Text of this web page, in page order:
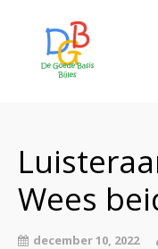
contact
Wees
december 10, 2022